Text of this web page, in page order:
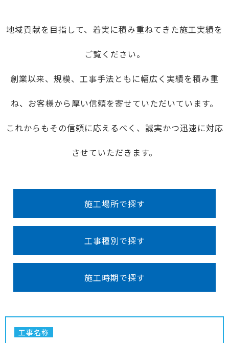
地域貢献を目指して、着実に積み重ねてきた施工実績を
ご覧ください。
創業以来、規模、工事手法ともに幅広く実績を積み重
ね、お客様から厚い信頼を寄せていただいています。
これからもその信頼に応えるべく、誠実かつ迅速に対応
させていただきます。
施工場所で探す
工事種別で探す
施工時期で探す
工事名称